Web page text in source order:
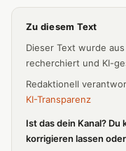
Zu diesem Text
Dieser Text wurde
recherchiert und KI-
Redaktionell
KI-Transparenz
Ist das dein Kanal?
korrigieren lassen